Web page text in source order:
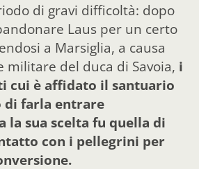
di gravi difficoltà: dopo
Laus per un certo
a Marsiglia, a causa
militare del duca di Savoia, i
cui è affidato il santuario
di farla entrare
la sua scelta fu quella di
con i pellegrini per